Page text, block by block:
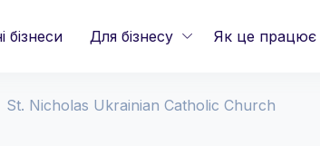
бізнеси Для бізнесу Як це працює
St. Nicholas Ukrainian Catholic Church